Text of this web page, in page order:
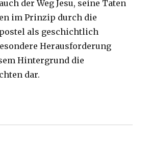
der Weg Jesu, seine Taten
im Prinzip durch die
als geschichtlich
Herausforderung
Hintergrund die
dar.
– mit der Bibel, Rezension